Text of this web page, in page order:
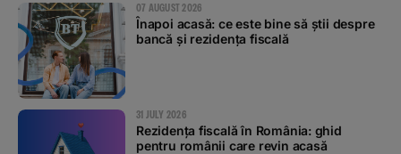
07 AUGUST 2026
Înapoi acasă: ce este bine să știi despre
bancă și rezidența fiscală
31 JULY 2026
Rezidența fiscală în România: ghid
pentru românii care revin acasă